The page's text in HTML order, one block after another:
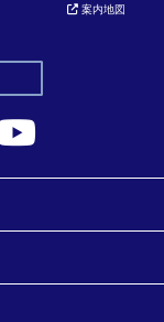
案内地図